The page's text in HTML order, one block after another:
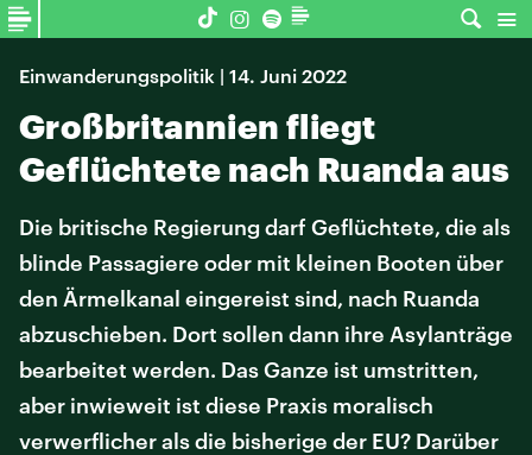
Einwanderungspolitik | 14. Juni 2022
Großbritannien fliegt
Geflüchtete nach Ruanda aus
Die britische Regierung darf Geflüchtete, die als
blinde Passagiere oder mit kleinen Booten über
den Ärmelkanal eingereist sind, nach Ruanda
abzuschieben. Dort sollen dann ihre Asylanträge
bearbeitet werden. Das Ganze ist umstritten,
aber inwieweit ist diese Praxis moralisch
verwerflicher als die bisherige der EU? Darüber